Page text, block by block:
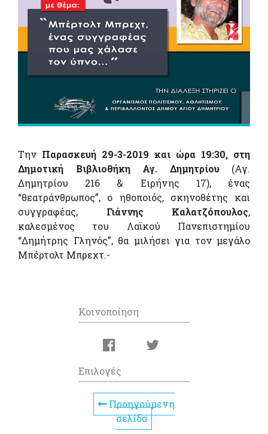
Την Παρασκευή 29-3-2019 και ώρα 19:30, στη
Δημοτική Βιβλιοθήκη Αγ. Δημητρίου(Αγ.
Δημητρίου 216 & Ειρήνης 17), ένας
“θεατράνθρωπος”, ο ηθοποιός, σκηνοθέτης και
συγγραφέας, Γιάννης Καλατζόπουλος,
καλεσμένος του Λαϊκού Πανεπιστημίου
“Δημήτρης Γληνός”, θα μιλήσει για τον μεγάλο
Μπέρτολτ Μπρεχτ.-
Κοινοποίηση
Επιλογές
Προηγούμενη
σελίδα